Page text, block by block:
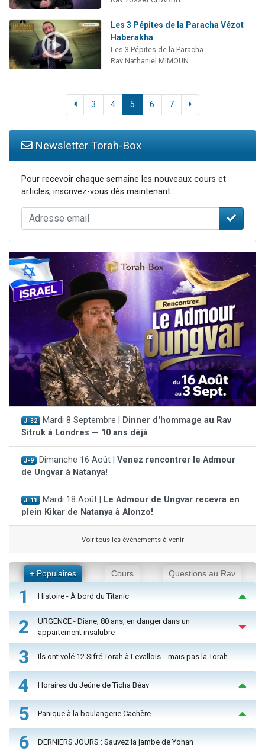
Les 3 Pépites de la Paracha Vézot
Haberakha
Les 3 Pépites de la Paracha
Rav Nathaniel MIMOUN
3 4 5 6 7
Newsletter Torah-Box
Pour recevoir chaque semaine les nouveaux cours et
articles, inscrivez-vous dès maintenant :
J-32 Mardi 8 Septembre |
Dinner d'hommage au Rav
Sitruk à Londres — 10 ans déjà
J-9 Dimanche 16 Août | Venez rencontrer le Admour
de Ungvar à Natanya!
J-11 Mardi 18 Août |
Le Admour de Ungvar recevra en
plein Kikar de Natanya à Alonzo!
Voir tous les événements à venir
+ Populaires Cours Questions au Rav
1 Histoire - À bord du Titanic
2
URGENCE - Diane, 80 ans, en danger dans un
appartement insalubre
3 Ils ont volé 12 Sifré Torah à Levallois… mais pas la Torah
4 Horaires du Jeûne de Ticha Béav
5 Panique à la boulangerie Cachère
6 DERNIERS JOURS : Sauvez la jambe de Yohan